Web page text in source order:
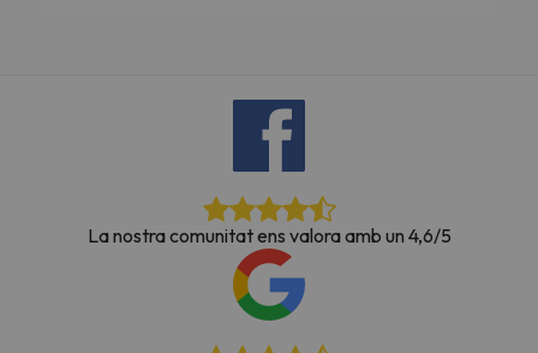
La nostra comunitat ens valora amb un 4,6/5